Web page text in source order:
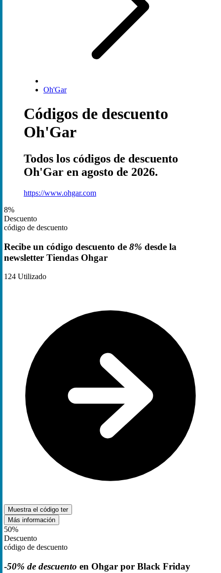
Oh'Gar
Códigos de descuento
Oh'Gar
Todos los códigos de descuento
Oh'Gar en agosto de 2026.
https://www.ohgar.com
8%
Descuento
código de descuento
Recibe un código descuento de 8% desde la
newsletter Tiendas Ohgar
124 Utilizado
Muestra el código ter
Más información
50%
Descuento
código de descuento
-50% de descuento en Ohgar por Black Friday